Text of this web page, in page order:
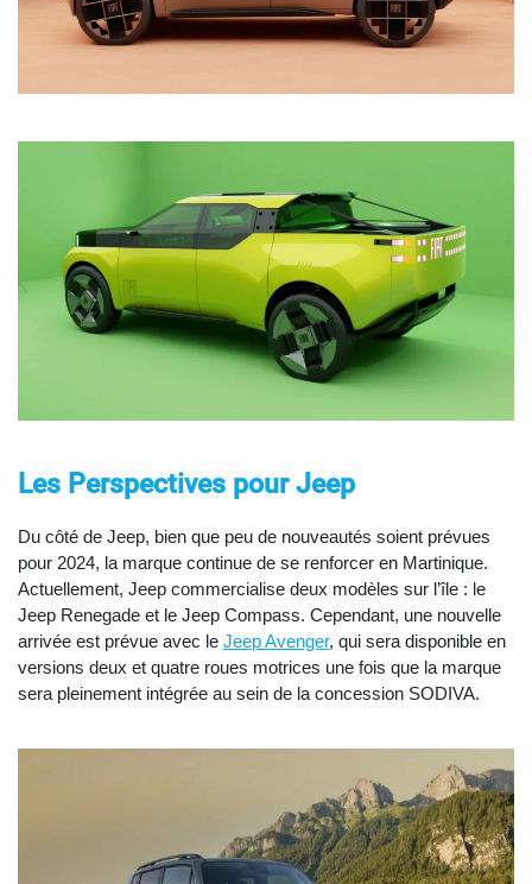
Les Perspectives pour Jeep
Du côté de Jeep, bien que peu de nouveautés soient prévues
pour 2024, la marque continue de se renforcer en Martinique.
Actuellement, Jeep commercialise deux modèles sur l’île : le
Jeep Renegade et le Jeep Compass. Cependant, une nouvelle
arrivée est prévue avec le Jeep Avenger, qui sera disponible en
versions deux et quatre roues motrices une fois que la marque
sera pleinement intégrée au sein de la concession SODIVA.